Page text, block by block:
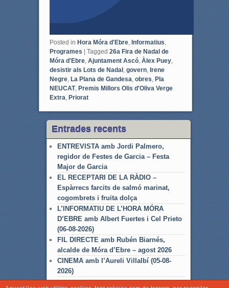
Posted in Hora Móra d'Ebre, Informatius,
Programes
Tagged 26a Fira de Nadal de
Móra d'Ebre, Ajuntament Ascó, Àlex Puey,
desistir als Lots de Nadal , govern, Irene
Negre, La Plana de Gandesa, obres, Pla
NEUCAT, Premis Millors Olis d'Oliva Verge
Extra, Priorat
Entrades recents
ENTREVISTA amb Jordi Palmero,
regidor de Festes de Garcia – Festa
Major de Garcia
EL RECEPTARI DE LA RÀDIO –
Espàrrecs farcits de salmó marinat,
cogombrets i fruita dolça
L’INFORMATIU DE L’HORA MÓRA
D’EBRE amb Albert Fuertes i Cel Prieto
(06-08-2026)
FIL DIRECTE amb Rubén Biarnés,
alcalde de Móra d’Ebre – agost 2026
CINEMA amb l’Aureli Villalbí (05-08-
2026)